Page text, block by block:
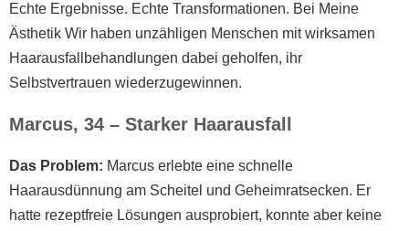
Echte Ergebnisse. Echte Transformationen. Bei Meine
Ästhetik Wir haben unzähligen Menschen mit wirksamen
Haarausfallbehandlungen dabei geholfen, ihr
Selbstvertrauen wiederzugewinnen.
Marcus, 34 – Starker Haarausfall
Das Problem: Marcus erlebte eine schnelle
Haarausdünnung am Scheitel und Geheimratsecken. Er
hatte rezeptfreie Lösungen ausprobiert, konnte aber keine